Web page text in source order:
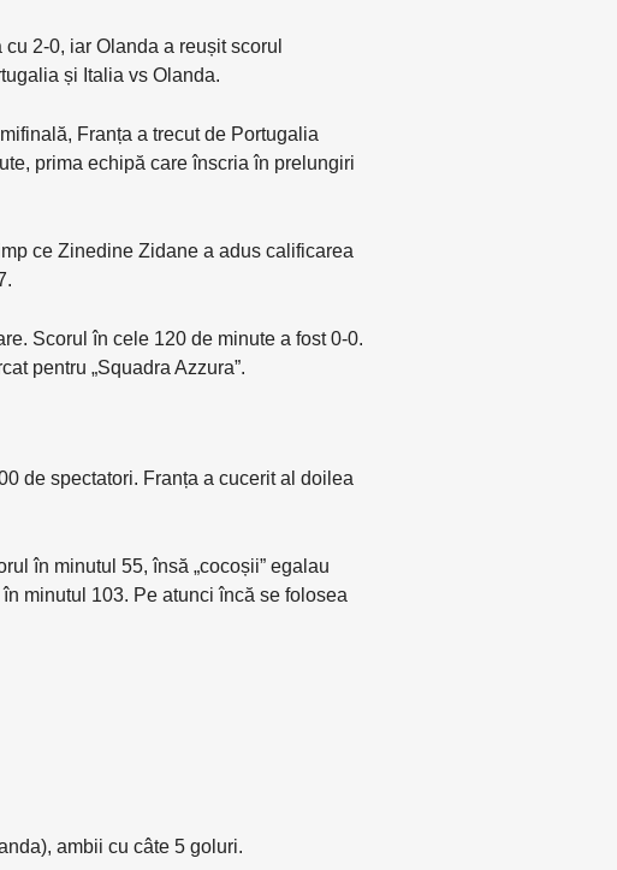
2-0, iar Olanda a reușit scorul
și Italia vs Olanda.
Franța a trecut de Portugalia
prima echipă care înscria în prelungiri
ce Zinedine Zidane a adus calificarea
Scorul în cele 120 de minute a fost 0-0.
pentru „Squadra Azzura”.
de spectatori. Franța a cucerit al doilea
în minutul 55, însă „cocoșii” egalau
minutul 103. Pe atunci încă se folosea
ambii cu câte 5 goluri.